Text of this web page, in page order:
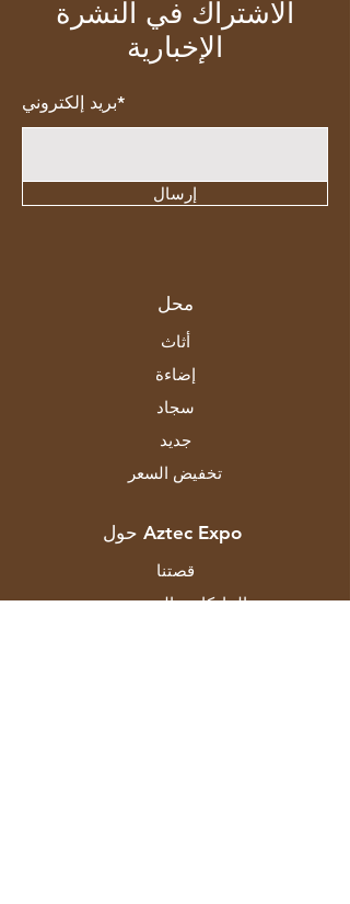
الاشتراك في النشرة
الإخبارية
بريد إلكتروني*
إرسال
محل
أثاث
إضاءة
سجاد
جديد
تخفيض السعر
حول Aztec Expo
قصتنا
الماركات والمصممين